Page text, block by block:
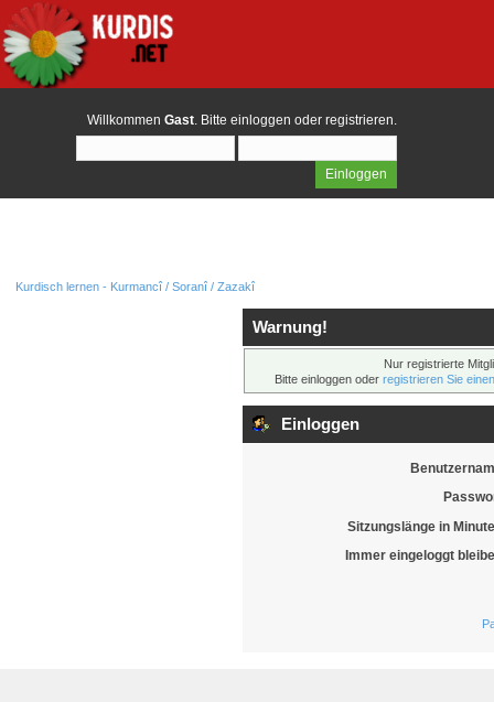
Willkommen Gast. Bitte einloggen oder registrieren.
Kurdisch lernen - Kurmancî / Soranî / Zazakî
Warnung!
Nur registrierte
Bitte einloggen oder registrieren Sie
Einloggen
Sitzungslänge in
Immer eingeloggt